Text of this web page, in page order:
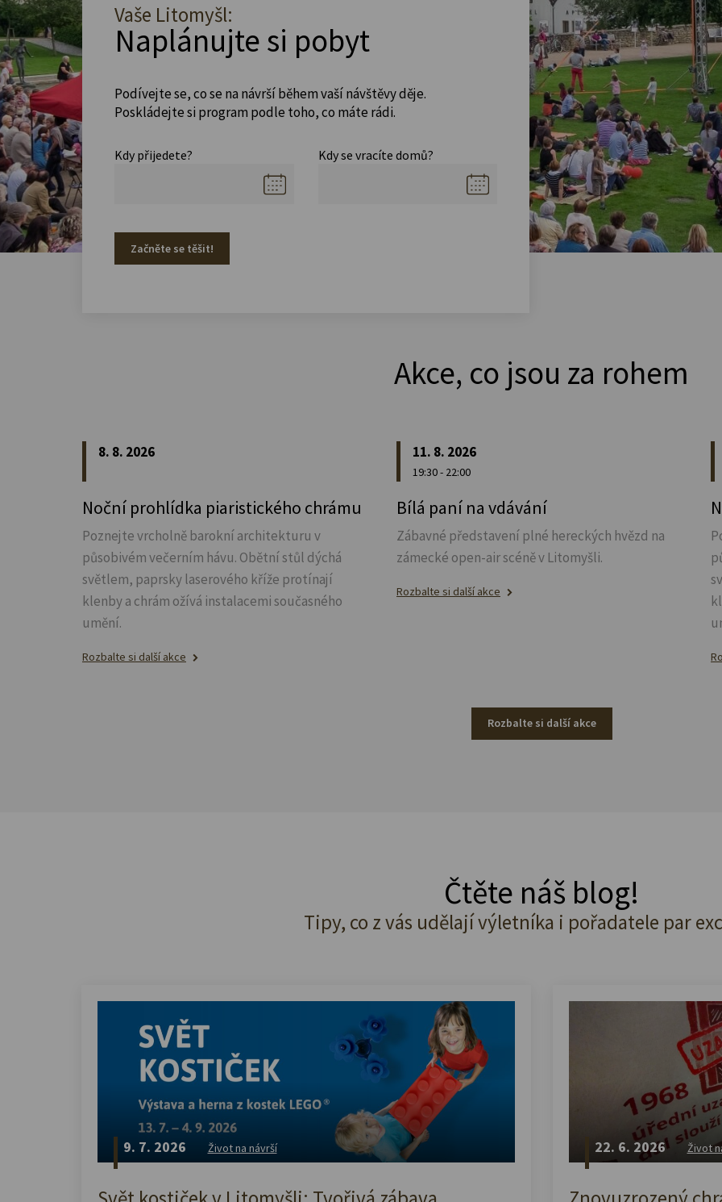
Vaše Litomyšl:
Naplánujte si pobyt
Podívejte se, co se na návrší během vaší návštěvy děje.
Poskládejte si program podle toho, co máte rádi.
Kdy přijedete? Kdy se vracíte domů?
Začněte se těšit!
Akce, co jsou za rohem
8. 8. 2026
Noční prohlídka piaristického chrámu
Poznejte vrcholně barokní architekturu v
působivém večerním hávu. Obětní stůl dýchá
světlem, paprsky laserového kříže protínají
klenby a chrám ožívá instalacemi současného
umění.
Rozbalte si další akce
11. 8. 2026
19:30 - 22:00
Bílá paní na vdávání
Zábavné představení plné hereckých hvězd na
zámecké open-air scéně v Litomyšli.
Rozbalte si další akce
Rozbalte si další akce
Čtěte náš blog!
Tipy, co z vás udělají výletníka i pořadatele par
9. 7. 2026 Život na návrší 22. 6. 2026 Život